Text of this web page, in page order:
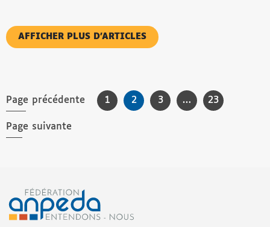
AFFICHER PLUS D’ARTICLES
Pagination des publications
Page précédente Page
1 Page
2 Page
3 … Page
23
Page suivante